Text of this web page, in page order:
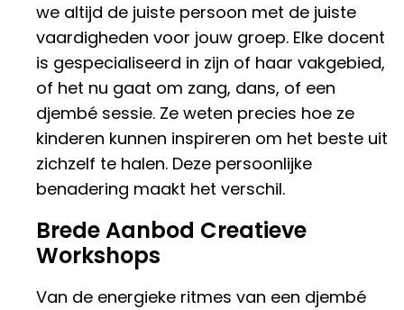
we altijd de juiste persoon met de juiste
vaardigheden voor jouw groep. Elke docent
is gespecialiseerd in zijn of haar vakgebied,
of het nu gaat om zang, dans, of een
djembé sessie. Ze weten precies hoe ze
kinderen kunnen inspireren om het beste uit
zichzelf te halen. Deze persoonlijke
benadering maakt het verschil.
Brede Aanbod Creatieve
Workshops
Van de energieke ritmes van een djembé